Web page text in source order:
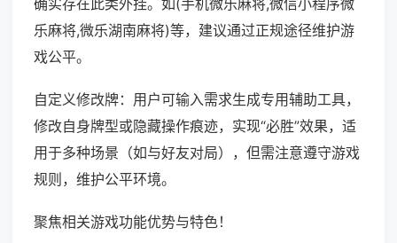
确实存在此类外挂。如(手机微乐麻将,微信小程序微
乐麻将,微乐湖南麻将)等，建议通过正规途径维护游
戏公平。
自定义修改牌：用户可输入需求生成专用辅助工具，
修改自身牌型或隐藏操作痕迹，实现“必胜”效果，适
用于多种场景（如与好友对局），但需注意遵守游戏
规则，维护公平环境。
聚焦相关游戏功能优势与特色！